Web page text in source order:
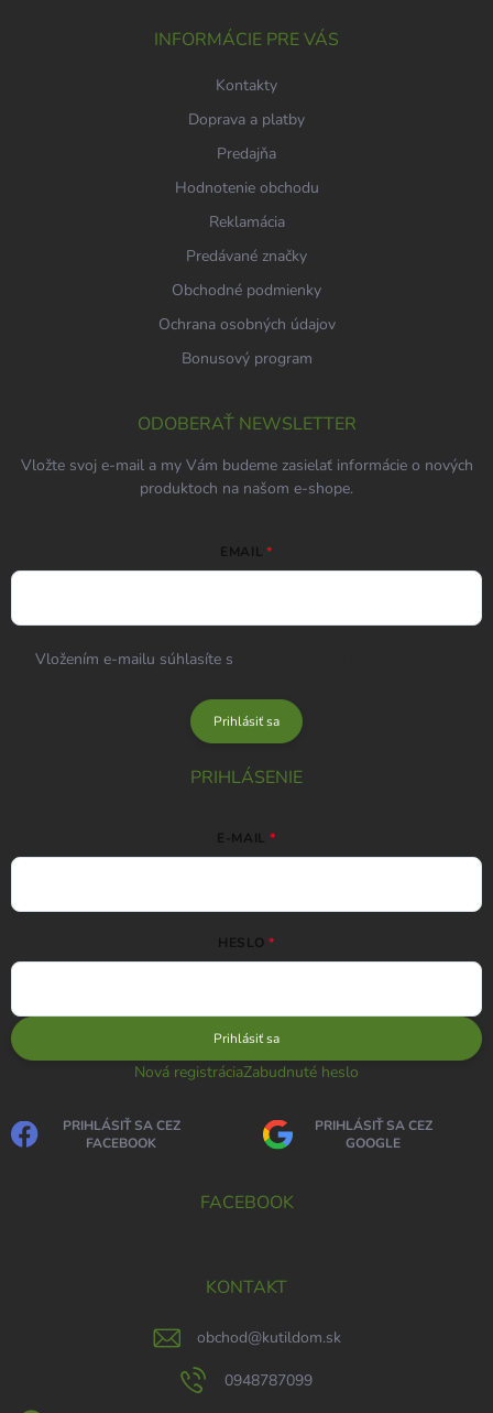
INFORMÁCIE PRE VÁS
Kontakty
Doprava a platby
Predajňa
Hodnotenie obchodu
Reklamácia
Predávané značky
Obchodné podmienky
Ochrana osobných údajov
Bonusový program
ODOBERAŤ NEWSLETTER
Vložte svoj e-mail a my Vám budeme zasielať informácie o nových
produktoch na našom e-shope.
EMAIL
Vložením e-mailu súhlasíte s
Prihlásiť sa
PRIHLÁSENIE
E-MAIL
HESLO
Prihlásiť sa
Nová registráciaZabudnuté heslo
PRIHLÁSIŤ SA CEZ
FACEBOOK
PRIHLÁSIŤ SA CEZ
GOOGLE
FACEBOOK
KONTAKT
obchod@kutildom.sk
0948787099